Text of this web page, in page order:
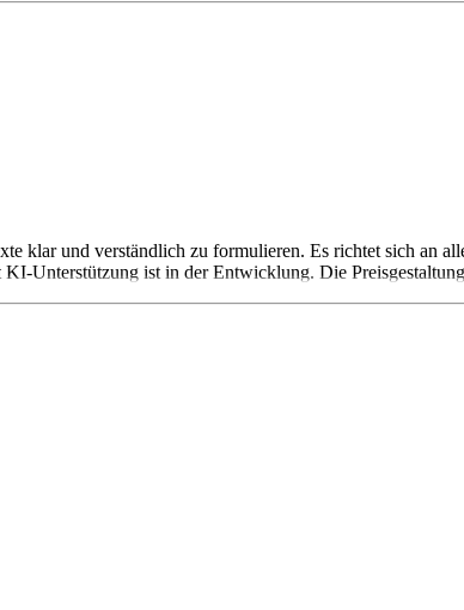
klar und verständlich zu formulieren. Es richtet sich an
Unterstützung ist in der Entwicklung. Die